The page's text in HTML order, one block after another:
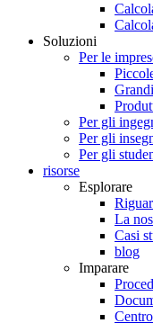
Soluzioni
Per le
Per gli
Per gli
Per gli
risorse
Esplorare
La
Casi
blog
Imparare